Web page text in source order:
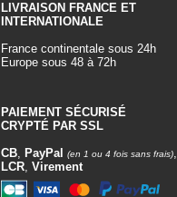
LIVRAISON FRANCE ET
INTERNATIONALE
France continentale sous 24h
Europe sous 48 à 72h
PAIEMENT SÉCURISÉ
CRYPTÉ PAR SSL
CB, PayPal (en 1 ou 4 fois sans frais),
LCR, Virement